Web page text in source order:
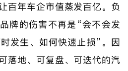
百年车企市值蒸发百亿。负
牌的伤害不再是“会不会发
发生、如何快速止损”。因
落地、可复盘、可迭代的汽